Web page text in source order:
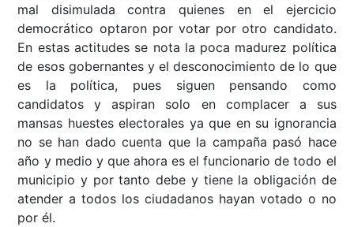
mal disimulada contra quienes en el ejercicio
democrático optaron por votar por otro candidato.
En estas actitudes se nota la poca madurez política
de esos gobernantes y el desconocimiento de lo que
es la política, pues siguen pensando como
candidatos y aspiran solo en complacer a sus
mansas huestes electorales ya que en su ignorancia
no se han dado cuenta que la campaña pasó hace
año y medio y que ahora es el funcionario de todo el
municipio y por tanto debe y tiene la obligación de
atender a todos los ciudadanos hayan votado o no
por él.